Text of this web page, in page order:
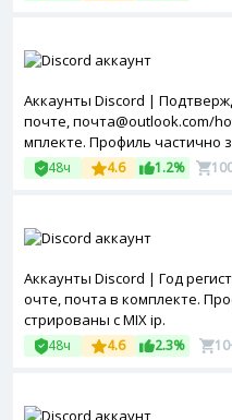
Аккаунты Discord |
почте, почта@outlook.com/
мплекте. Профиль частично
SA ip48ч 4.6 1.2%
Аккаунты Discord | Год
очте, почта в комплекте.
стрированы с MIX ip.
48ч 4.6 2.3%